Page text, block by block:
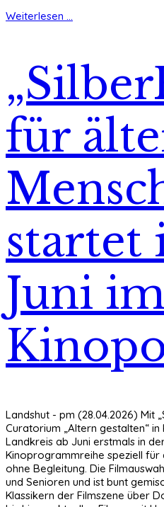
Weiterlesen ...
für
startet
Juni im
Landshut - pm (28.04.2026) Mit
Curatorium „Altern gestalten“
Landkreis ab Juni erstmals in
Kinoprogrammreihe speziell
ohne Begleitung. Die
und Senioren und ist bunt
Klassikern der Filmszene über